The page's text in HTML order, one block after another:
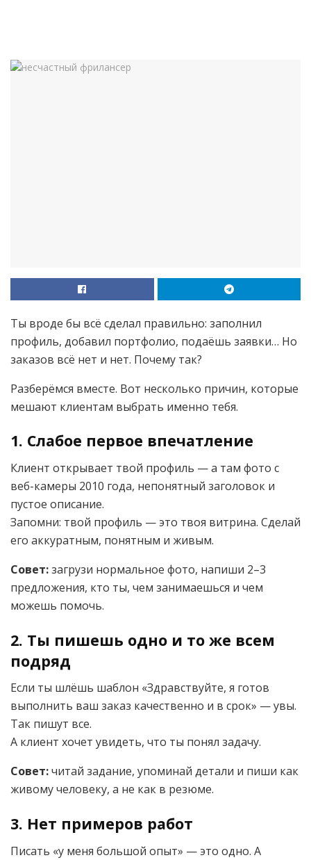
Ты вроде бы всё сделал правильно: заполнил
профиль, добавил портфолио, подаёшь заявки… Но
заказов всё нет и нет. Почему так?
Разберёмся вместе. Вот несколько причин, которые
мешают клиентам выбрать именно тебя.
1. Слабое первое впечатление
Клиент открывает твой профиль — а там фото с
веб-камеры 2010 года, непонятный заголовок и
пустое описание.
Запомни: твой профиль — это твоя витрина. Сделай
его аккуратным, понятным и живым.
Совет:загрузи нормальное фото, напиши 2–3
предложения, кто ты, чем занимаешься и чем
можешь помочь.
2. Ты пишешь одно и то же всем
подряд
Если ты шлёшь шаблон «Здравствуйте, я готов
выполнить ваш заказ качественно и в срок» — увы.
Так пишут все.
А клиент хочет увидеть, что ты понял задачу.
Совет:читай задание, упоминай детали и пиши как
живому человеку, а не как в резюме.
3. Нет примеров работ
Писать «у меня большой опыт» — это одно. А